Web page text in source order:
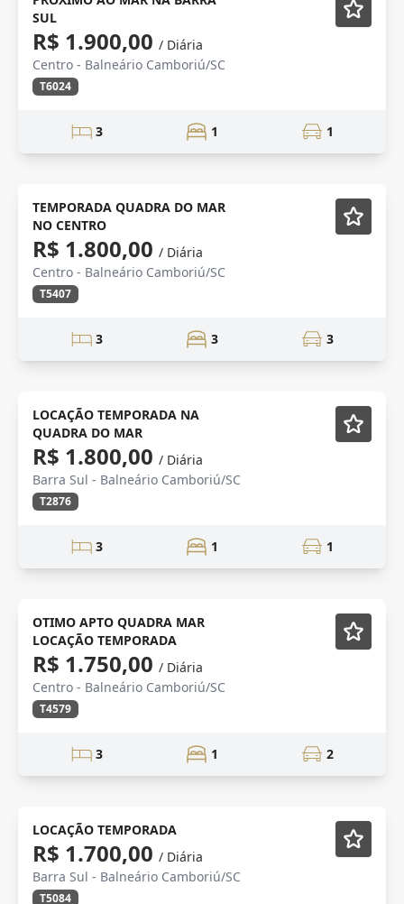
SUL
R$ 1.900,00 / Diária
Centro - Balneário Camboriú/SC
T6024
3 1 1
TEMPORADA Mobiliado
TEMPORADA QUADRA DO MAR
NO CENTRO
R$ 1.800,00 / Diária
Centro - Balneário Camboriú/SC
T5407
3 3 3
Mobiliado
LOCAÇÃO TEMPORADA NA
QUADRA DO MAR
R$ 1.800,00 / Diária
Barra Sul - Balneário Camboriú/SC
T2876
3 1 1
BARRA SUL Semi-Novo
OTIMO APTO QUADRA MAR
LOCAÇÃO TEMPORADA
R$ 1.750,00 / Diária
Centro - Balneário Camboriú/SC
T4579
3 1 2
Mobiliado
LOCAÇÃO TEMPORADA
R$ 1.700,00 / Diária
Barra Sul - Balneário Camboriú/SC
T5084